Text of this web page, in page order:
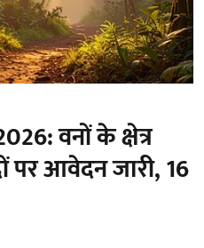
वनों के क्षेत्र
पर आवेदन जारी, 16